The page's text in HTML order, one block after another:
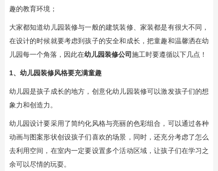
趣的教育环境；
大家都知道幼儿园装修与一般的建筑装修、家装都是有很大不同，
在设计的时候就要考虑到孩子的安全和成长，把童趣和温馨洒在幼
儿园每一个角落，因此在幼儿园装修公司施工时要遵循以下几点！
1、 幼儿园装修风格要充满童趣
幼儿园是孩子成长的地方，创意化幼儿园装修可以激发孩子们的想
象力和创造力。
幼儿园设计要采用了简约化风格与亮丽的色彩组合，可以通过各种
动画与图案形状创设孩子们喜欢的场景，同时，还充分考虑了怎么
去利用空间，在室内一定要设置多个活动区域，让孩子们在学习之
余可以尽情的玩耍。